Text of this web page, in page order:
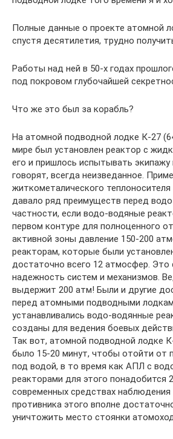
Полные данные о проекте атомной
спустя десятилетия, трудно
Работы над ней в 50-х годах
под покровом глубочайшей
Что же это был за корабль?
На атомной подводной лодке К-27
мире был установлен реактор с
его и пришлось испытывать экипажу
говорят, всегда неизведанное.
житкометалического
давало ряд преимуществ перед
частности, если водо-водяные
первом контуре для полноценного
активной зоны давление 150-200
реакторам, которые были
достаточно всего 12 атмосфер. Это
надежность систем и механизмов.
выдержит 200 атм! Были и другие
перед атомными подводными
устанавливались водо-водянные
созданы для ведения боевых
Так вот, атомной подводной лодке
было 15-20 минут, чтобы отойти от
под водой, в то время как АПЛ с
реакторами для этого понадобится
современных средствах
противника этого вполне
уничтожить место стоянки